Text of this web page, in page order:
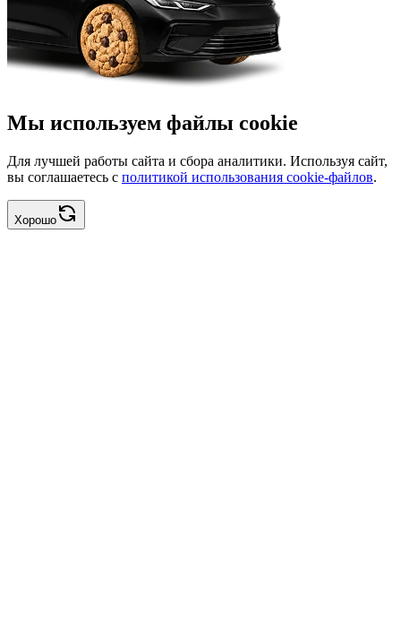
Мы используем файлы cookie
Для лучшей работы сайта и сбора аналитики. Используя сайт,
вы соглашаетесь с политикой использования cookie-файлов.
Хорошо